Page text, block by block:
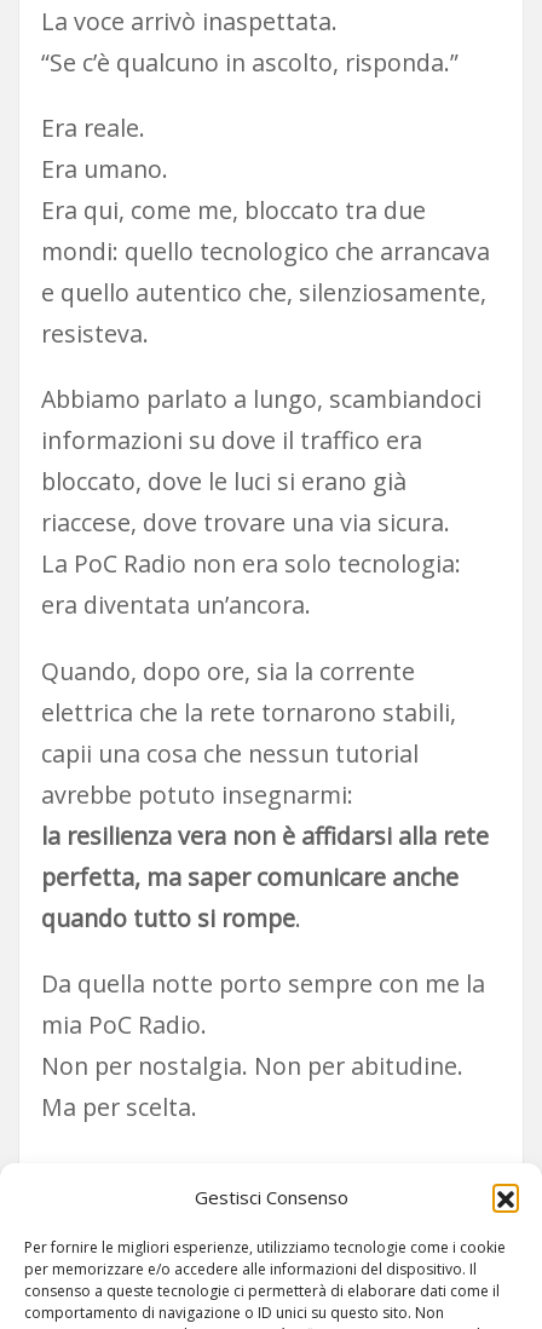
Gestisci Consenso
Per fornire le migliori esperienze, utilizziamo tecnologie come i cookie
per memorizzare e/o accedere alle informazioni del dispositivo. Il
consenso a queste tecnologie ci permetterà di elaborare dati come il
comportamento di navigazione o ID unici su questo sito. Non
La voce arrivò inaspettata.
“Se c’è qualcuno in ascolto, risponda.”
Era reale.
Era umano.
Era qui, come me, bloccato tra due
mondi: quello tecnologico che arrancava
e quello autentico che, silenziosamente,
resisteva.
Abbiamo parlato a lungo, scambiandoci
informazioni su dove il traffico era
bloccato, dove le luci si erano già
riaccese, dove trovare una via sicura.
La PoC Radio non era solo tecnologia:
era diventata un’ancora.
Quando, dopo ore, sia la corrente
elettrica che la rete tornarono stabili,
capii una cosa che nessun tutorial
avrebbe potuto insegnarmi:
la resilienza vera non è affidarsi alla rete
perfetta, ma saper comunicare anche
quando tutto si rompe.
Da quella notte porto sempre con me la
mia PoC Radio.
Non per nostalgia. Non per abitudine.
Ma per scelta.
Sei pronto a trovare il tuo segnale?